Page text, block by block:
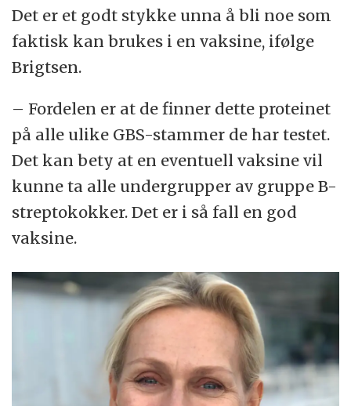
Det er et godt stykke unna å bli noe som
faktisk kan brukes i en vaksine, ifølge
Brigtsen.
– Fordelen er at de finner dette proteinet
på alle ulike GBS-stammer de har testet.
Det kan bety at en eventuell vaksine vil
kunne ta alle undergrupper av gruppe B-
streptokokker. Det er i så fall en god
vaksine.